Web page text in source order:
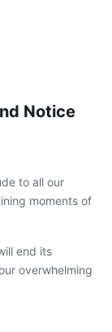
Notice
to all our
moments of
end its
overwhelming